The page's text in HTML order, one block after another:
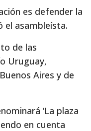
es defender la
el asambleísta.
de las
Uruguay,
Aires y de
‘La plaza
en cuenta